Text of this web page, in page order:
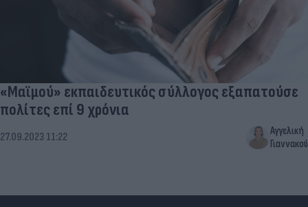
«Μαϊμού» εκπαιδευτικός σύλλογος εξαπατούσε
πολίτες επί 9 χρόνια
27.09.2023 11:22
Αγγελική
Γιαννακού